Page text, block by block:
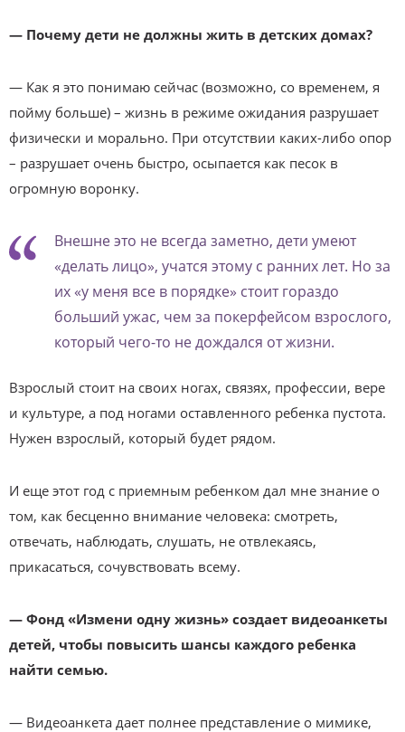
— Почему дети не должны жить в детских домах?
— Как я это понимаю сейчас (возможно, со временем, я
пойму больше) – жизнь в режиме ожидания разрушает
физически и морально. При отсутствии каких-либо опор
– разрушает очень быстро, осыпается как песок в
огромную воронку.
Внешне это не всегда заметно, дети умеют
«делать лицо», учатся этому с ранних лет. Но за
их «у меня все в порядке» стоит гораздо
больший ужас, чем за покерфейсом взрослого,
который чего-то не дождался от жизни.
Взрослый стоит на своих ногах, связях, профессии, вере
и культуре, а под ногами оставленного ребенка пустота.
Нужен взрослый, который будет рядом.
И еще этот год с приемным ребенком дал мне знание о
том, как бесценно внимание человека: смотреть,
отвечать, наблюдать, слушать, не отвлекаясь,
прикасаться, сочувствовать всему.
— Фонд «Измени одну жизнь» создает видеоанкеты
детей, чтобы повысить шансы каждого ребенка
найти семью.
— Видеоанкета дает полнее представление о мимике,